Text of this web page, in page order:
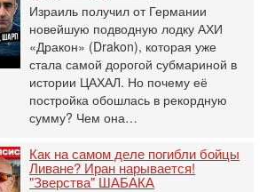
Израиль получил от Германии
новейшую подводную лодку АХИ
«Дракон» (Drakon), которая уже
стала самой дорогой субмариной в
истории ЦАХАЛ. Но почему её
постройка обошлась в рекордную
сумму? Чем она…
Как на самом деле погибли бойцы
Ливане? Иран нарывается!
"Зверства" ШАБАКА